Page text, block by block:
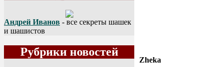
Андрей Иванов - все секреты шашек
и шашистов
Рубрики новостей
Zheka